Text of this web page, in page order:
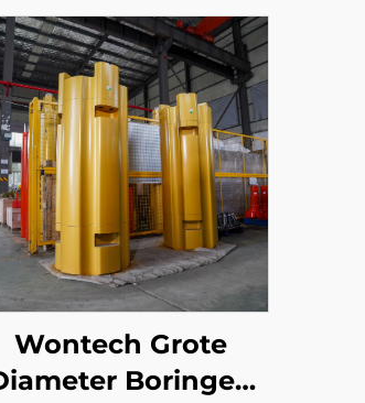
Wontech Grote
Boringen